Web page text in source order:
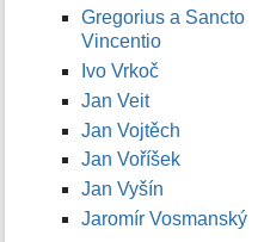
Gregorius a Sancto
Vincentio
Ivo Vrkoč
Jan Veit
Jan Vojtěch
Jan Voříšek
Jan Vyšín
Jaromír Vosmanský